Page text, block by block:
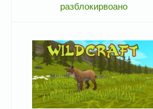
разблокирвоано